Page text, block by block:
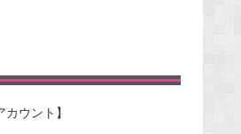
カウント】